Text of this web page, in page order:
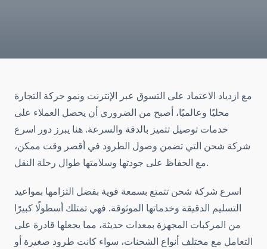
مع ازدياد الاعتماد على التسوق عبر الإنترنت ونمو حركة التجارة
محليًا وعالميًا، أصبح من الضروري أن يحصل العملاء على
خدمات توصيل تتميز بالدقة والسرعة. هنا يبرز دور اسرع
شركة شحن التي تضمن وصول الطرود في أقصر وقت ممكن،
مع الحفاظ على جودتها وسلامتها طوال رحلة النقل.
اسرع شركة شحن تتمتع بسمعة قوية بفضل التزامها بمواعيد
التسليم الدقيقة وخدماتها الموثوقة. فهي تمتلك أسطولًا كبيرًا
من المركبات المجهزة بمعدات حديثة، مما يجعلها قادرة على
التعامل مع مختلف أنواع الشحنات، سواء كانت طرود صغيرة أو